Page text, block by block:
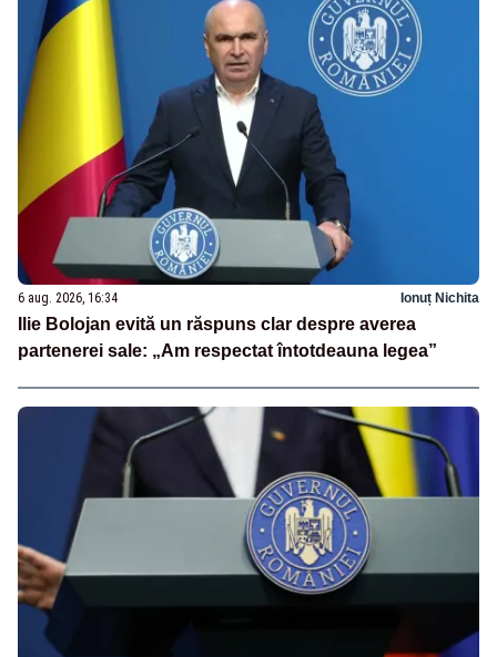
6 aug. 2026, 16:34 Ionuț Nichita
Ilie Bolojan evită un răspuns clar despre averea
partenerei sale: „Am respectat întotdeauna legea”